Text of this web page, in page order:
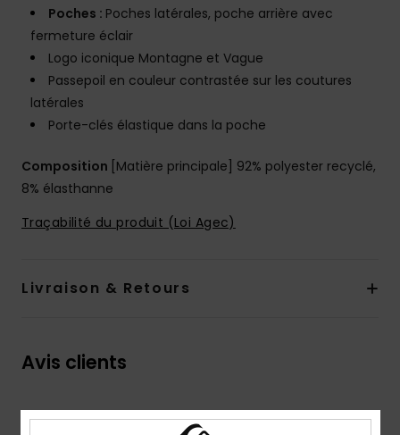
Poches : Poches latérales, poche arrière avec
fermeture éclair
Logo iconique Montagne et Vague
Passepoil en couleur contrastée sur les coutures
latérales
Porte-clés élastique dans la poche
Composition [Matière principale] 92% polyester recyclé,
8% élasthanne
Traçabilité du produit (Loi Agec)
Livraison & Retours
Avis clients
Note moyenne